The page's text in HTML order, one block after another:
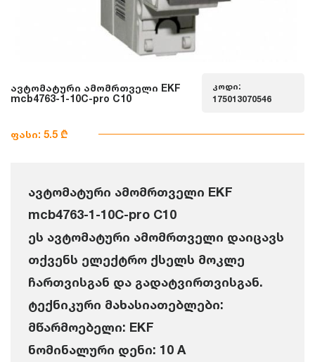
ავტომატური ამომრთველი EKF
mcb4763-1-10C-pro C10
კოდი:
175013070546
ფასი: 5.5 ₾
ავტომატური ამომრთველი EKF
mcb4763-1-10C-pro C10
ეს ავტომატური ამომრთველი დაიცავს
თქვენს ელექტრო ქსელს მოკლე
ჩართვისგან და გადატვირთვისგან.
ტექნიკური მახასიათებლები:
მწარმოებელი: EKF
ნომინალური დენი: 10 A